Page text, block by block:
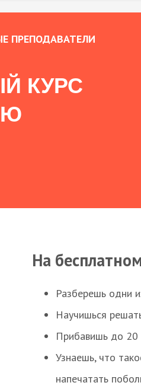
ПРЕПОДАВАТЕЛИ
КУРС
На
Разберешь одни
Научишься
Прибавишь до 20
Узнаешь, что
напечатать